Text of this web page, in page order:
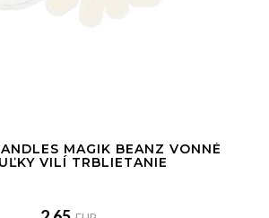
MAGIK BEANZ VONNÉ
VILÍ TRBLIETANIE